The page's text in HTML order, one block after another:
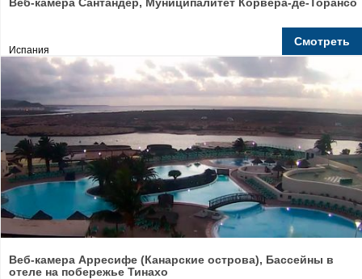
Испания
Смотреть
Веб-камера Арресифе (Канарские острова), Бассейны в
отеле на побережье Тинахо